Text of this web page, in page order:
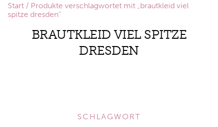
Start / Produkte verschlagwortet mit „brautkleid viel
spitze dresden“
BRAUTKLEID VIEL SPITZE
DRESDEN
SCHLAGWORT